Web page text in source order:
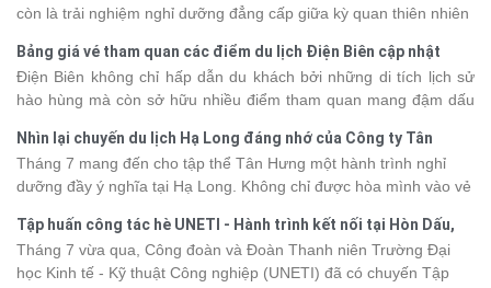
còn là trải nghiệm nghỉ dưỡng đẳng cấp giữa kỳ quan thiên nhiên
khác nhau, khiến nhiều du khách băn khoăn khi lựa chọn. Bài viết
dưới đây sẽ cập nhật bảng giá tour du thuyền Hạ Long mới nhất
2026 từ 3 - 6 sao, giúp bạn dễ dàng so sánh và tìm được hành
trình phù hợp với nhu cầu cũng như ngân sách.
Bảng giá vé tham quan các điểm du lịch Điện Biên cập nhật
2026
Điện Biên không chỉ hấp dẫn du khách bởi những di tích lịch sử
hào hùng mà còn sở hữu nhiều điểm tham quan mang đậm dấu
phá vùng đất này, việc cập nhật trước giá vé sẽ giúp bạn chủ
động hơn trong lịch trình và chi phí. Cùng Vietsense Travel tham
khảo bảng giá vé tham quan các điểm du lịch Điện Biênmới nhất
năm 2026 ngay dưới đây.
Nhìn lại chuyến du lịch Hạ Long đáng nhớ của Công ty Tân
Hưng 2026
Tháng 7 mang đến cho tập thể Tân Hưng một hành trình nghỉ
dưỡng đầy ý nghĩa tại Hạ Long. Không chỉ được hòa mình vào vẻ
kết, sẻ chia và lưu giữ nhiều khoảnh khắc đáng nhớ. Hãy cùng
nhìn lại chuyến đi ngập tràn niềm vui và những trải nghiệm khó
quên.
Tập huấn công tác hè UNETI - Hành trình kết nối tại Hòn Dấu,
Đồ Sơn
Tháng 7 vừa qua, Công đoàn và Đoàn Thanh niên Trường Đại
học Kinh tế - Kỹ thuật Công nghiệp (UNETI) đã có chuyến Tập